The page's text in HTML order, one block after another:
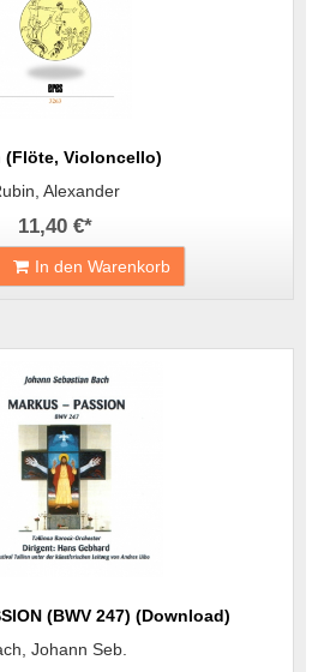
(Flöte, Violoncello)
Alexander
11,40 €*
In den Warenkorb
(BWV 247) (Download)
Johann Seb.